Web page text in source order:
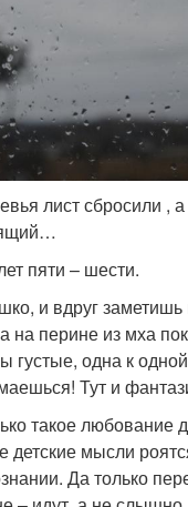
лист сбросили ,
пяти – шести.
и вдруг
на перине из мха
густые, одна к
Тут и
такое любование
детские мысли
Да только